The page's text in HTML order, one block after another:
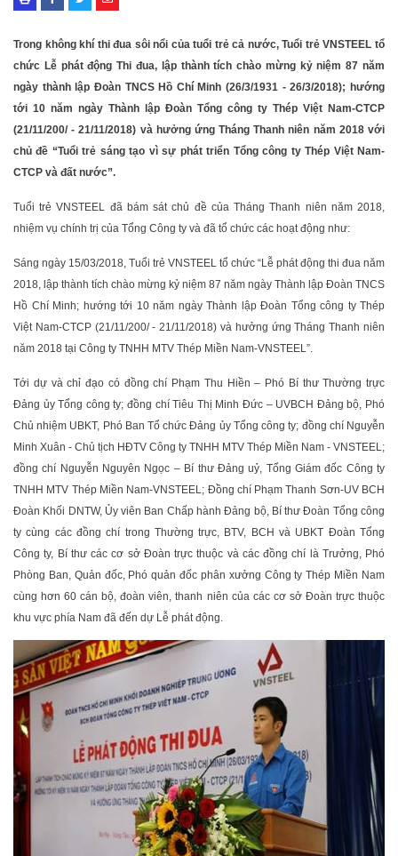
Trong không khí thi đua sôi nổi của tuổi trẻ cả nước, Tuổi trẻ VNSTEEL tổ
chức Lễ phát động Thi đua, lập thành tích chào mừng kỷ niệm 87 năm
ngày thành lập Đoàn TNCS Hồ Chí Minh (26/3/1931 - 26/3/2018); hướng
tới 10 năm ngày Thành lập Đoàn Tổng công ty Thép Việt Nam-CTCP
(21/11/200/ - 21/11/2018) và hưởng ứng Tháng Thanh niên năm 2018 với
chủ đề “Tuổi trẻ sáng tạo vì sự phát triển Tổng công ty Thép Việt Nam-
CTCP và đất nước”.
Tuổi trẻ VNSTEEL đã bám sát chủ đề của Tháng Thanh niên năm 2018,
nhiệm vụ chính trị của Tổng Công ty và đã tổ chức các hoạt động như:
Sáng ngày 15/03/2018, Tuổi trẻ VNSTEEL tổ chức “Lễ phát động thi đua năm
2018, lập thành tích chào mừng kỷ niệm 87 năm ngày Thành lập Đoàn TNCS
Hồ Chí Minh; hướng tới 10 năm ngày Thành lập Đoàn Tổng công ty Thép
Việt Nam-CTCP (21/11/200/ - 21/11/2018) và hưởng ứng Tháng Thanh niên
năm 2018 tại Công ty TNHH MTV Thép Miền Nam-VNSTEEL”.
Tới dự và chỉ đạo có đồng chí Phạm Thu Hiền – Phó Bí thư Thường trực
Đảng ủy Tổng công ty; đồng chí Tiêu Thị Minh Đức – UVBCH Đảng bộ, Phó
Chủ nhiệm UBKT, Phó Ban Tổ chức Đảng ủy Tổng công ty; đồng chí Nguyễn
Minh Xuân - Chủ tịch HĐTV Công ty TNHH MTV Thép Miền Nam - VNSTEEL;
đồng chí Nguyễn Nguyên Ngọc – Bí thư Đảng uỷ, Tổng Giám đốc Công ty
TNHH MTV Thép Miền Nam-VNSTEEL; Đồng chí Phạm Thanh Sơn-UV BCH
Đoàn Khối DNTW, Ủy viên Ban Chấp hành Đảng bộ, Bí thư Đoàn Tổng công
ty cùng các đồng chí trong Thường trực, BTV, BCH và UBKT Đoàn Tổng
Công ty, Bí thư các cơ sở Đoàn trực thuộc và các đồng chí là Trưởng, Phó
Phòng Ban, Quản đốc, Phó quản đốc phân xưởng Công ty Thép Miền Nam
cùng hơn 60 cán bộ, đoàn viên, thanh niên của các cơ sở Đoàn trực thuộc
khu vực phía Nam đã đến dự Lễ phát động.